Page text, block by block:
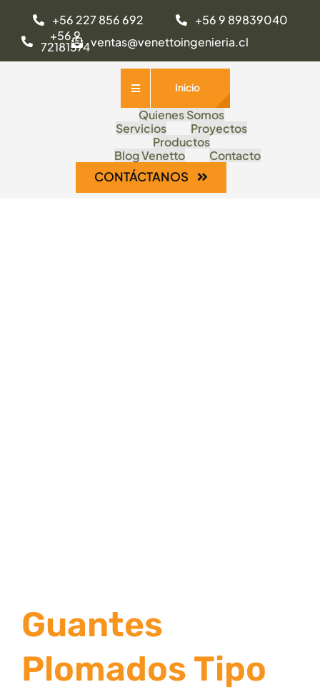
contenido
+56 227 856 692
+56 9 89839040
+56 9
72181574ventas@venettoingenieria.cl
Inicio
Quienes Somos
Servicios
Proyectos
Productos
Blog Venetto
Contacto
CONTÁCTANOS
Guantes
Plomados Tipo